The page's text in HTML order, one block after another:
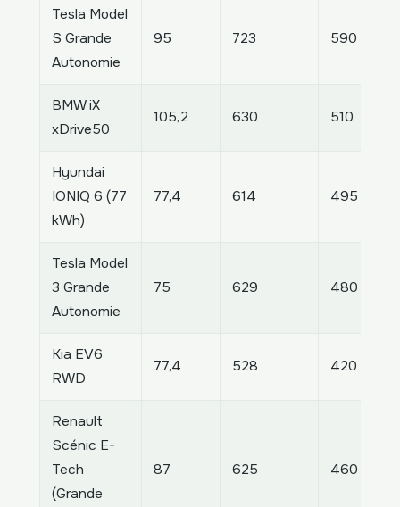
Tesla Model
S Grande
Autonomie
95 723 590
BMW iX
xDrive50
105,2 630 510
Hyundai
IONIQ 6 (77
kWh)
77,4 614 495
Tesla Model
3 Grande
Autonomie
75 629 480
Kia EV6
RWD
77,4 528 420
Renault
Scénic E-
Tech
(Grande
87 625 460